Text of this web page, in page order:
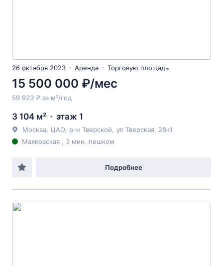
26 октября 2023 Аренда Торговую площадь
15 500 000 ₽/мес
59 923 ₽ за м²/год
3 104 м² этаж 1
Москва ЦАО р-н Тверской ул Тверская , 28к1
Маяковская , 3 мин. пешком
Подробнее